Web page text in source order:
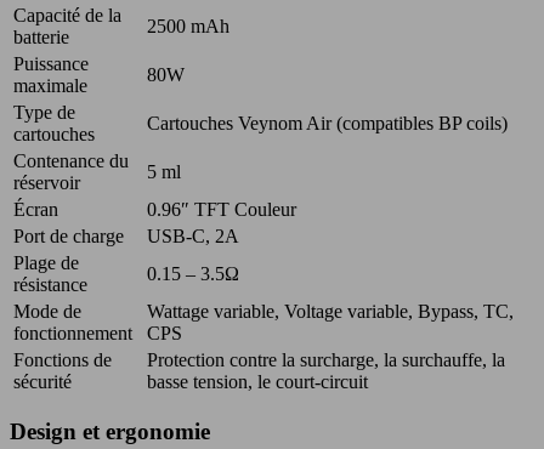
Capacité de la
batterie
2500 mAh
Puissance
maximale
80W
Type de
cartouches
Cartouches Veynom Air (compatibles BP coils)
Contenance du
réservoir
5 ml
Écran
0.96″ TFT Couleur
Port de charge
USB-C, 2A
Plage de
résistance
0.15 – 3.5Ω
Mode de
fonctionnement
Wattage variable, Voltage variable, Bypass, TC,
CPS
Fonctions de
sécurité
Protection contre la surcharge, la surchauffe, la
basse tension, le court-circuit
Design et ergonomie